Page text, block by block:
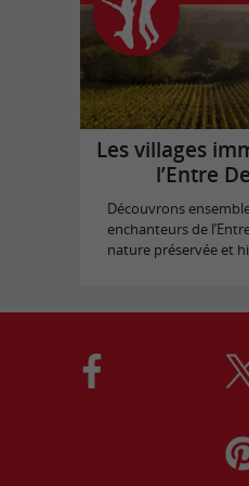
Les villages
l’Entre
Découvrons
enchanteurs de
nature préservée et